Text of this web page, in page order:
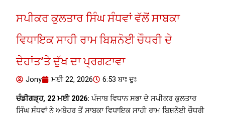
ਸਪੀਕਰ ਕੁਲਤਾਰ ਸਿੰਘ ਸੰਧਵਾਂ ਵੱਲੋਂ ਸਾਬਕਾ
ਵਿਧਾਇਕ ਸਾਹੀ ਰਾਮ ਬਿਸ਼ਨੋਈ ਚੌਧਰੀ ਦੇ
ਦੇਹਾਂਤ’ਤੇ ਦੁੱਖ ਦਾ ਪ੍ਰਗਟਾਵਾ
Jony ਮਈ 22, 2026 6:53 ਬਾਃ ਦੁਃ
ਚੰਡੀਗੜ੍ਹ, 22 ਮਈ 2026: ਪੰਜਾਬ ਵਿਧਾਨ ਸਭਾ ਦੇ ਸਪੀਕਰ ਕੁਲਤਾਰ
ਸਿੰਘ ਸੰਧਵਾਂ ਨੇ ਅਬੋਹਰ ਤੋਂ ਸਾਬਕਾ ਵਿਧਾਇਕ ਸਾਹੀ ਰਾਮ ਬਿਸ਼ਨੋਈ ਚੌਧਰੀ